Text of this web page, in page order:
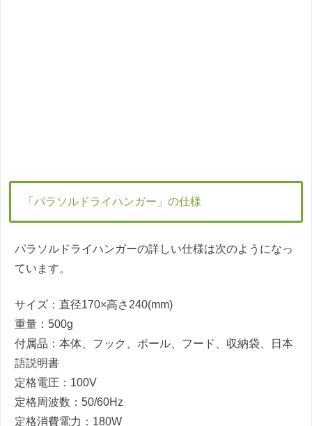
「パラソルドライハンガー」の仕様
パラソルドライハンガーの詳しい仕様は次のようになっ
ています。
サイズ：直径170×高さ240(mm)
重量：500g
付属品：本体、フック、ポール、フード、収納袋、日本
語説明書
定格電圧：100V
定格周波数：50/60Hz
定格消費電力：180W